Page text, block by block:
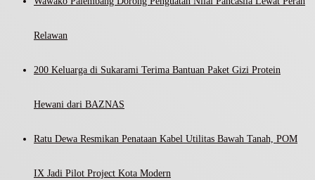
Relawan
200 Keluarga di Sukarami Terima Bantuan Paket Gizi Protein
Hewani dari BAZNAS
Ratu Dewa Resmikan Penataan Kabel Utilitas Bawah Tanah, POM
IX Jadi Pilot Project Kota Modern